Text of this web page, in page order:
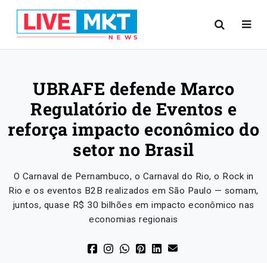
UBRAFE defende Marco
Regulatório de Eventos e
reforça impacto econômico do
setor no Brasil
O Carnaval de Pernambuco, o Carnaval do Rio, o Rock in
Rio e os eventos B2B realizados em São Paulo — somam,
juntos, quase R$ 30 bilhões em impacto econômico nas
economias regionais